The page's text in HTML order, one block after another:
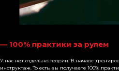
— 100% практики за рулем
У нас нет отдельно теории. В начале
инструктаж. То есть вы получаете 100%